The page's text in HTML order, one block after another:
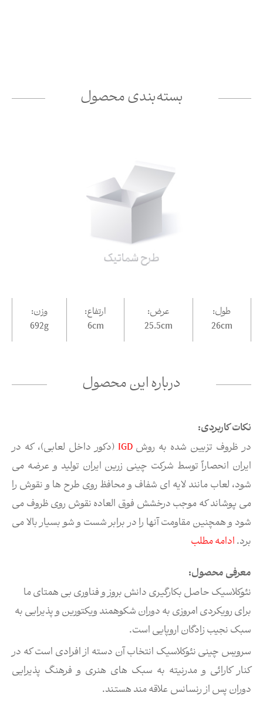
درباره این محصول
نکات کاربردی:
در ظروف تزیین شده به روشIGD (دکور داخل لعابی)، که در
ایران انحصاراً توسط شرکت چینی زرین ایران تولید و عرضه می
شود، لعاب مانند لایه ای شفاف و محافظ روی طرح ها و نقوش را
می پوشاند که موجب درخشش فوق العاده نقوش روی ظروف می
شود و همچنین مقاومت آنها را در برابر شست و شو بسیار بالا می
برد.ادامه مطلب
معرفی محصول:
نئوکلاسیک حاصل بکارگیری دانش بروز و فناوری بی همتای ما
برای رویکردی امروزی به دوران شکوهمند ویکتورین و پذیرایی به
سبک نجیب زادگان اروپایی است.
سرویس چینی نئوکلاسیک انتخاب آن دسته از افرادی است که در
کنار کارائی و مدرنیته به سبک های هنری و فرهنگ پذیرایی
دوران پس از رنسانس علاقه مند هستند.
بسته‌بندی محصول
طول:
26cm
عرض:
25.5cm
ارتفاع:
6cm
وزن:
692g